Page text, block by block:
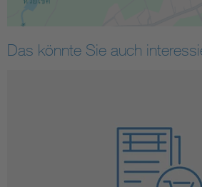
Das könnte Sie auch